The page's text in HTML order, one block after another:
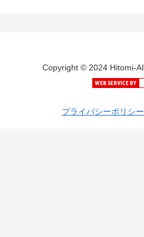
Copyright © 2024 Hitomi-
プライバシーポリシ